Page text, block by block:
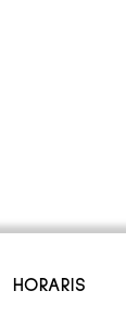
HORARIS